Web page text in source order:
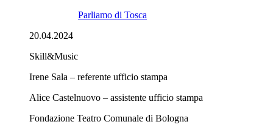
Parliamo di Tosca
20.04.2024
Skill&Music
Irene Sala – referente ufficio stampa
Alice Castelnuovo – assistente ufficio stampa
Fondazione Teatro Comunale di Bologna